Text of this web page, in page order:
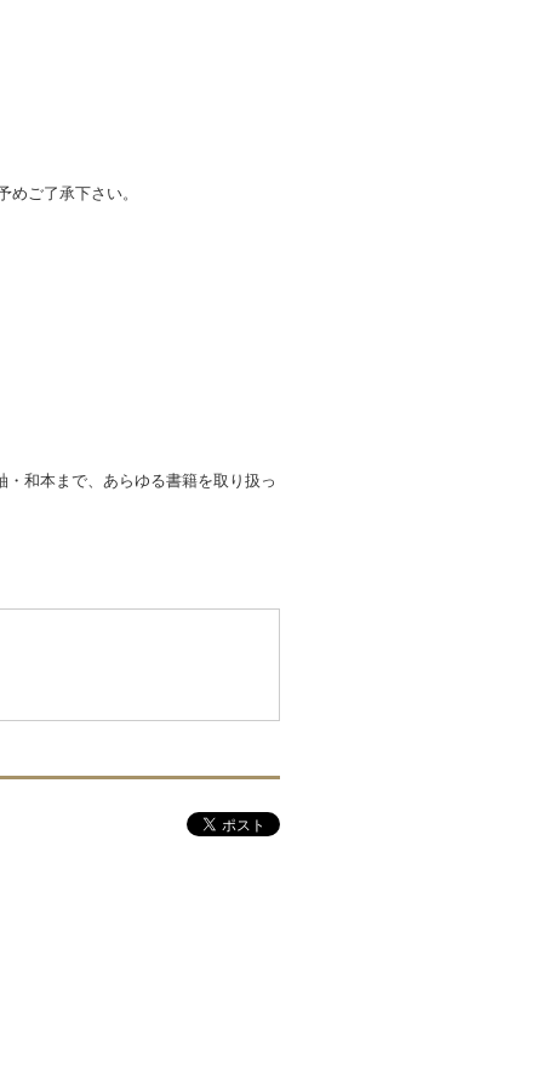
ご了承下さい。
和本まで、あらゆる書籍を取り扱っ